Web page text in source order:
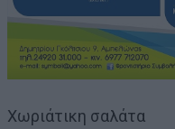
Χωριάτικη σαλάτα